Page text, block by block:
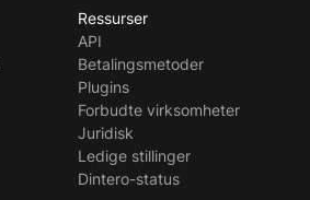
Svenska
Ressurser
API
Betalingsmetoder
Plugins
Forbudte virksomheter
Juridisk
Ledige stillinger
Dintero-status